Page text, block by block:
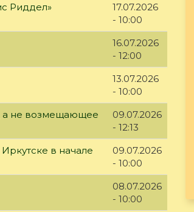
Риддел»
17.07.2026
- 10:00
16.07.2026
- 12:00
13.07.2026
- 10:00
а не возмещающее
09.07.2026
- 12:13
в начале
09.07.2026
- 10:00
08.07.2026
- 10:00